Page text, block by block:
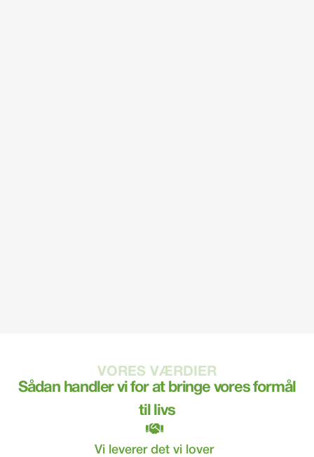
VORES VÆRDIER
Sådan handler vi for at bringe vores formål
til livs
Vi leverer det vi lover